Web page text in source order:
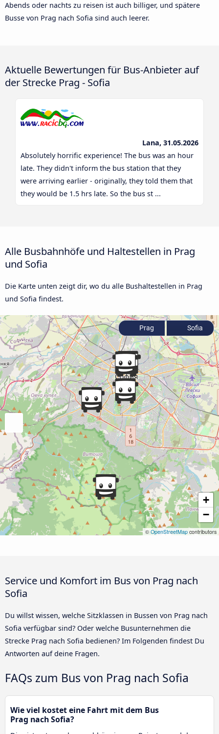
Abends oder nachts zu reisen ist auch billiger, und spätere
Busse von Prag nach Sofia sind auch leerer.
Aktuelle Bewertungen für Bus-Anbieter auf
der Strecke Prag - Sofia
Lana, 31.05.2026
Absolutely horrific experience! The bus was an hour
late. They didn't inform the bus station that they
were arriving earlier - originally, they told them that
they would be 1.5 hrs late. So the bus st ...
Alle Busbahnhöfe und Haltestellen in Prag
und Sofia
Die Karte unten zeigt dir, wo du alle Bushaltestellen in Prag
und Sofia findest.
+
−
© OpenStreetMap contributors
Prag Sofia
Service und Komfort im Bus von Prag nach
Sofia
Du willst wissen, welche Sitzklassen in Bussen von Prag nach
Sofia verfügbar sind? Oder welche Busunternehmen die
Strecke Prag nach Sofia bedienen? Im Folgenden findest Du
Antworten auf deine Fragen.
FAQs zum Bus von Prag nach Sofia
Wie viel kostet eine Fahrt mit dem Bus
Prag nach Sofia?